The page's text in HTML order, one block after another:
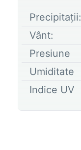
Precipitații:
Vânt:
Presiune
Umiditate
Indice UV